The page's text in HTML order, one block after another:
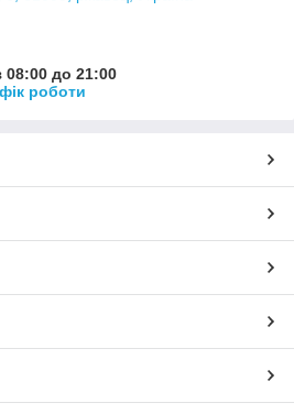
08:00 до 21:00
роботи